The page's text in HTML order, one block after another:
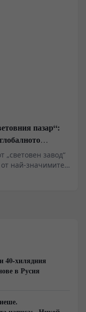
пазар“:
завод“
най-значимите
икономика.
класа и
и
40-хилядния
в Русия